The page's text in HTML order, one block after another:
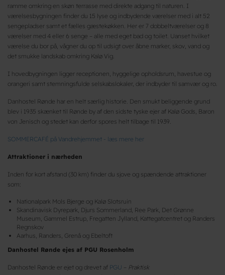
ramme omkring en skøn terrasse med direkte adgang til naturen. I
værelsesbygningen finder du 15 lyse og indbydende værelser med i alt 52
sengepladser samt et fælles gæstekøkken. Her er 7 dobbeltværelser og 8
værelser med 4 eller 6 senge – alle med eget bad og toilet. Uanset hvilket
værelse du bor på, vågner du op til udsigt over åbne marker, skov, vand og
det smukke landskab omkring Kalø Vig.
I hovedbygningen ligger receptionen, hyggelige opholdsrum, havestue og
orangeri samt stemningsfulde selskabslokaler, der indbyder til samvær og ro.
Danhostel Rønde har en helt særlig historie. Den smukt beliggende grund
blev i 1935 skænket til Rønde by af den sidste tyske ejer af Kalø Gods, Baron
von Jenisch og stedet kan derfor spores helt tilbage til 1939.
SOMMERCAFÉ på Vandrehjemmet - læs mere her
Attraktioner i nærheden
Inden for kort afstand (30 km) finder du sjove og spændende attraktioner
som:
Nationalpark Mols Bjerge og Kalø Slotsruin
Skandinavisk Dyrepark, Djurs Sommerland, Ree Park, Det Grønne
Museum, Gammel Estrup, Fregatten Jylland, Kattegatcentret og Randers
Regnskov
Aarhus, Randers, Grenå og Ebeltoft
Danhostel Rønde ejes af PGU Rosenholm
Danhostel Rønde er ejet og drevet af PGU – Praktisk